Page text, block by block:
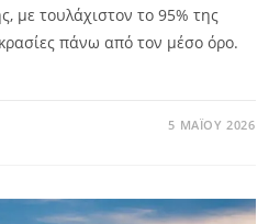
με τουλάχιστον το 95% της
πάνω από τον μέσο όρο.
5 ΜΑΪ́ΟΥ 2026